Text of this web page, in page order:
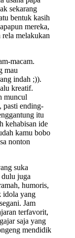
sekarang
bentuk kasih
mereka,
rela melakukan
macam.
mau
indah ;)).
kreatif.
muncul
pasti ending-
itu
kehabisan ide
kamu bobo
nonton
suka
juga
humoris,
idola yang
Jam
terfavorit,
saja yang
mendidik